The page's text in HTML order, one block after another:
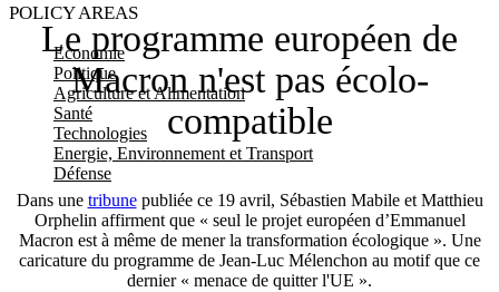
POLICY AREAS
Economie
Politique
Agriculture et Alimentation
Santé
Technologies
Energie, Environnement et Transport
Défense
Le programme européen de
Macron n'est pas écolo-
compatible
Dans une tribunepubliée ce 19 avril, Sébastien Mabile et Matthieu
Orphelin affirment que « seul le projet européen d’Emmanuel
Macron est à même de mener la transformation écologique ». Une
caricature du programme de Jean-Luc Mélenchon au motif que ce
dernier « menace de quitter l'UE ».